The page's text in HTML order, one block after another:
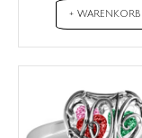
+ WARENKORB